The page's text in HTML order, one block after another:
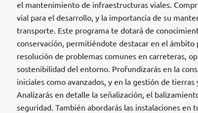
el mantenimiento de infraestructuras viales.
vial para el desarrollo, y la importancia de su
transporte. Este programa te dotará de
conservación, permitiéndote destacar en el
resolución de problemas comunes en carreteras,
sostenibilidad del entorno. Profundizarás en la
iniciales como avanzados, y en la gestión de
Analizarás en detalle la señalización, el
seguridad. También abordarás las instalaciones en